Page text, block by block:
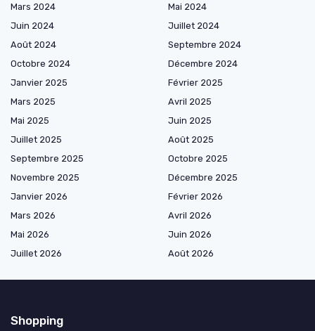
Mars 2024
Mai 2024
Juin 2024
Juillet 2024
Août 2024
Septembre 2024
Octobre 2024
Décembre 2024
Janvier 2025
Février 2025
Mars 2025
Avril 2025
Mai 2025
Juin 2025
Juillet 2025
Août 2025
Septembre 2025
Octobre 2025
Novembre 2025
Décembre 2025
Janvier 2026
Février 2026
Mars 2026
Avril 2026
Mai 2026
Juin 2026
Juillet 2026
Août 2026
Shopping